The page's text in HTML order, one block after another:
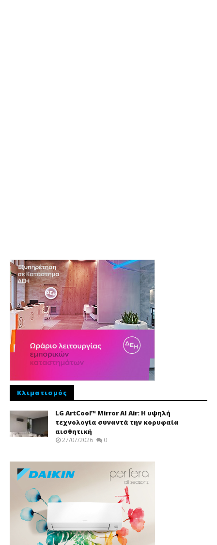
Κλιματισμός
LG ArtCool™ Mirror AI Air: Η υψηλή
τεχνολογία συναντά την κορυφαία
αισθητική
27/07/2026 0